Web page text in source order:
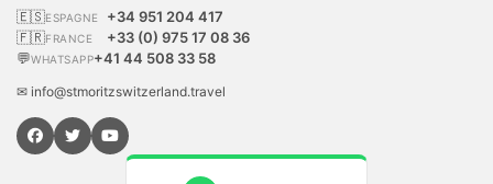
🇪🇸ESPAGNE
+34 951 204 417
🇫🇷FRANCE
+33 (0) 975 17 08 36
💬WHATSAPP+41 44 508 33 58
✉ info@stmoritzswitzerland.travel